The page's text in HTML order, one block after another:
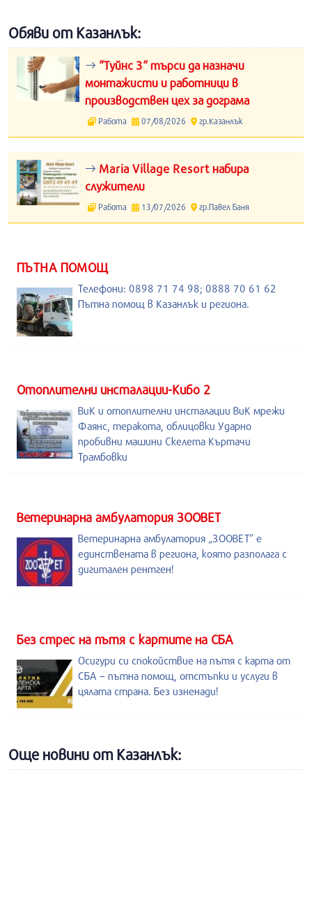
Обяви от Казанлък:
“Туйнс 3“ търси да назначи
монтажисти и работници в
производствен цех за дограма
Работа 07/08/2026 гр.Казанлък
Maria Village Resort набира
служители
Работа 13/07/2026 гр.Павел Баня
ПЪТНА ПОМОЩ
Телефони: 0898 71 74 98; 0888 70 61 62
Пътна помощ в Казанлък и региона.
Отоплителни инсталации-Кибо 2
ВиК и отоплителни инсталации ВиК мрежи
Фаянс, теракота, облицовки Ударно
пробивни машини Скелета Къртачи
Трамбовки
Ветеринарна амбулатория ЗООВЕТ
Ветеринарна амбулатория „ЗООВЕТ” е
единствената в региона, която разполага с
дигитален рентген!
Без стрес на пътя с картите на СБА
Осигури си спокойствие на пътя с карта от
СБА – пътна помощ, отстъпки и услуги в
цялата страна. Без изненади!
Още новини от Казанлък: